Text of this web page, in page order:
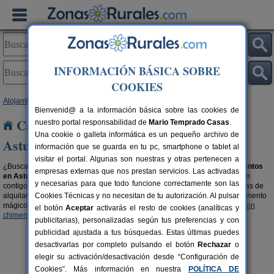
Alojamientos
Casas rurales que admiten animales en
Asturias
¿Buscas casas rurales que admiten animales? Aquí encontrarásalojamientos
en Asturias que aceptan mascotas, son parte de la familia y por ello, van
contigo de vacaciones. También tienen derecho de disfrutar de las ventajas de
alquilar una casa rural y de los encantos del entorno. ¿Te imaginas el momento
mágico con tu mascota al lado de la chimena?, encuentra casas rurales con
chimenea en Asturias
y filtra por las que admitan animales.
INFORMACIÓN BÁSICA SOBRE
COOKIES
Bienvenid@ a la información básica sobre las cookies de
nuestro portal responsabilidad de Mario Temprado Casas.
Una cookie o galleta informática es un pequeño archivo de
información que se guarda en tu pc, smartphone o tablet al
visitar el portal. Algunas son nuestras y otras pertenecen a
empresas externas que nos prestan servicios. Las activadas
y necesarias para que todo funcione correctamente son las
Cookies Técnicas y no necesitan de tu autorización. Al pulsar
el botónAceptar activarás el resto de cookies (analíticas y
publicitarias), personalizadas según tus preferencias y con
publicidad ajustada a tus búsquedas. Estas últimas puedes
desactivarlas por completo pulsando el botón Rechazar o
elegir su activación/desactivación desde “Configuración de
Cookies”. Más información en nuestra
POLÍTICA DE